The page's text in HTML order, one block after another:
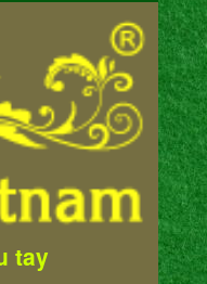
tay